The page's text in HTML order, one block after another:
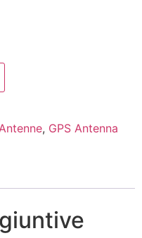
Antenne, GPS Antenna